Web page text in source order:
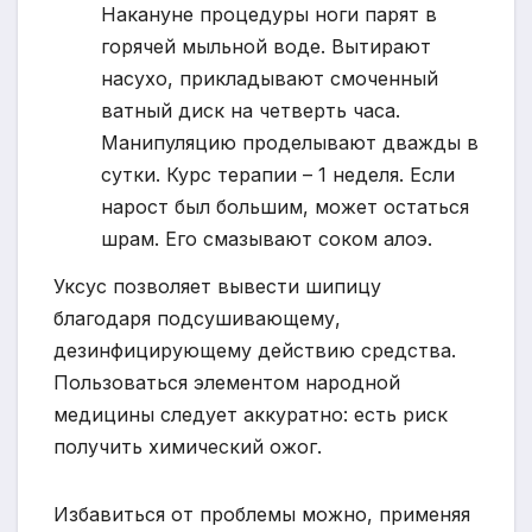
Накануне процедуры ноги парят в
горячей мыльной воде. Вытирают
насухо, прикладывают смоченный
ватный диск на четверть часа.
Манипуляцию проделывают дважды в
сутки. Курс терапии – 1 неделя. Если
нарост был большим, может остаться
шрам. Его смазывают соком алоэ.
Уксус позволяет вывести шипицу
благодаря подсушивающему,
дезинфицирующему действию средства.
Пользоваться элементом народной
медицины следует аккуратно: есть риск
получить химический ожог.
Избавиться от проблемы можно, применяя